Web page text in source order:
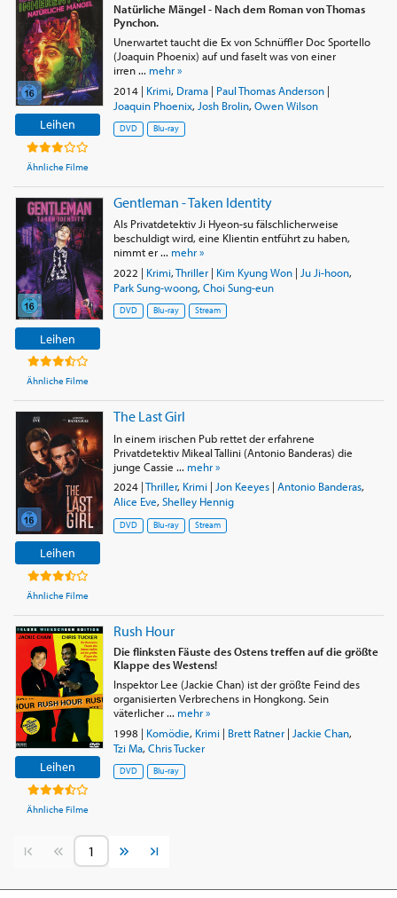
Leihen
Ähnliche Filme
Natürliche Mängel - Nach dem Roman von Thomas
Pynchon.
Unerwartet taucht die Ex von Schnüffler Doc Sportello
(Joaquin Phoenix) auf und faselt was von einer
irren ... mehr »
2014| Krimi, Drama| Paul Thomas Anderson|
Joaquin Phoenix, Josh Brolin, Owen Wilson
DVD Blu-ray
Leihen
Ähnliche Filme
Gentleman - Taken Identity
Als Privatdetektiv Ji Hyeon-su fälschlicherweise
beschuldigt wird, eine Klientin entführt zu haben,
nimmt er ... mehr »
2022 | Krimi,Thriller| Kim Kyung Won| Ju Ji-hoon,
Park Sung-woong, Choi Sung-eun
DVD Blu-ray Stream
Leihen
Ähnliche Filme
The Last Girl
In einem irischen Pub rettet der erfahrene
Privatdetektiv Mikeal Tallini (Antonio Banderas) die
junge Cassie ... mehr »
2024|Thriller, Krimi| Jon Keeyes| Antonio Banderas,
Alice Eve, Shelley Hennig
DVD Blu-ray Stream
Leihen
Ähnliche Filme
Rush Hour
Die flinksten Fäuste des Ostens treffen auf die größte
Klappe des Westens!
Inspektor Lee (Jackie Chan) ist der größte Feind des
organisierten Verbrechens in Hongkong. Sein
väterlicher ... mehr »
1998| Komödie, Krimi| Brett Ratner| Jackie Chan,
Tzi Ma, Chris Tucker
DVD Blu-ray
Vorherige SeiteNächste Seite